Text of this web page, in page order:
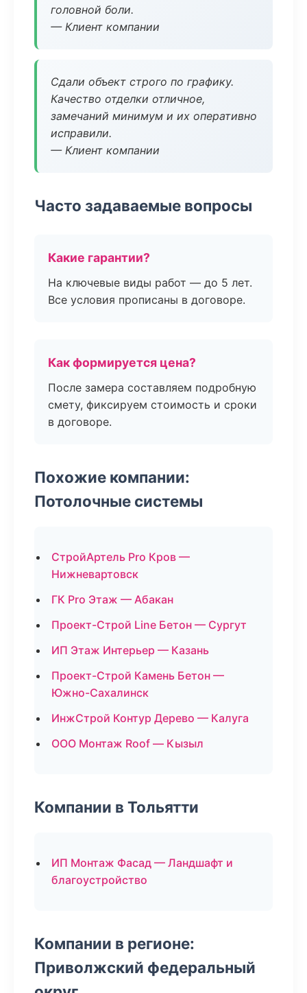
головной боли.
— Клиент компании
Сдали объект строго по графику.
Качество отделки отличное,
замечаний минимум и их оперативно
исправили.
— Клиент компании
Часто задаваемые вопросы
Какие гарантии?
На ключевые виды работ — до 5 лет.
Все условия прописаны в договоре.
Как формируется цена?
После замера составляем подробную
смету, фиксируем стоимость и сроки
в договоре.
Похожие компании:
Потолочные системы
СтройАртель Pro Кров —
Нижневартовск
ГК Pro Этаж — Абакан
Проект-Строй Line Бетон — Сургут
ИП Этаж Интерьер — Казань
Проект-Строй Камень Бетон —
Южно-Сахалинск
ИнжСтрой Контур Дерево — Калуга
ООО Монтаж Roof — Кызыл
Компании в Тольятти
ИП Монтаж Фасад — Ландшафт и
благоустройство
Компании в регионе:
Приволжский федеральный